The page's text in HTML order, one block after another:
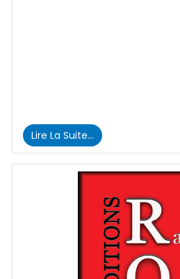
Lire La Suite…